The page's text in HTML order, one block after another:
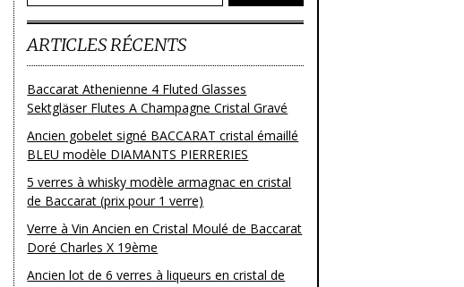
ARTICLES RÉCENTS
Baccarat Athenienne 4 Fluted Glasses
Sektgläser Flutes A Champagne Cristal Gravé
Ancien gobelet signé BACCARAT cristal émaillé
BLEU modèle DIAMANTS PIERRERIES
5 verres à whisky modèle armagnac en cristal
de Baccarat (prix pour 1 verre)
Verre à Vin Ancien en Cristal Moulé de Baccarat
Doré Charles X 19ème
Ancien lot de 6 verres à liqueurs en cristal de